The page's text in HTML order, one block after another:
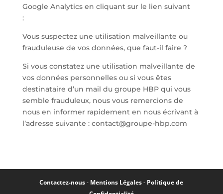
Google Analytics en cliquant sur le lien suivant
:
Vous suspectez une utilisation malveillante ou
frauduleuse de vos données, que faut-il faire ?
Si vous constatez une utilisation malveillante de
vos données personnelles ou si vous êtes
destinataire d’un mail du groupe HBP qui vous
semble frauduleux, nous vous remercions de
nous en informer rapidement en nous écrivant à
l’adresse suivante : contact@groupe-hbp.com
Contactez-nous- Mentions Légales- Politique de